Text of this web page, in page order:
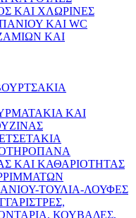
ΚΑΙ ΧΛΩΡΙΝΕΣ
ΚΑΙ WC
ΚΑΙ
ΚΑΙ
ΚΑΙ ΚΑΘΑΡΙΟΤΗΤΑΣ
ΤΟΥΛΙΑ-ΛΟΥΦΕΣ
ΚΟΥΒΑΔΕΣ,